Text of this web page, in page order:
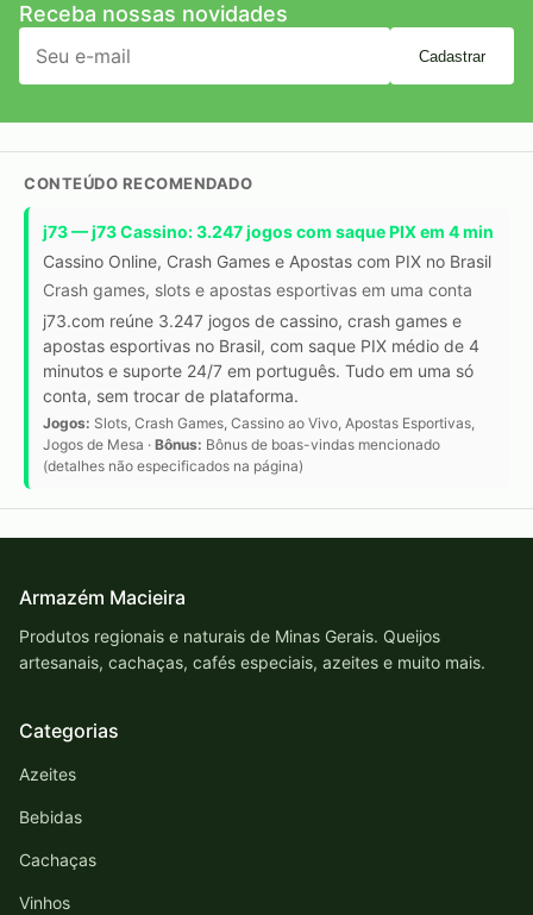
Receba nossas novidades
Cadastrar
CONTEÚDO RECOMENDADO
j73 — j73 Cassino: 3.247 jogos com saque PIX em 4 min
Cassino Online, Crash Games e Apostas com PIX no Brasil
Crash games, slots e apostas esportivas em uma conta
j73.com reúne 3.247 jogos de cassino, crash games e
apostas esportivas no Brasil, com saque PIX médio de 4
minutos e suporte 24/7 em português. Tudo em uma só
conta, sem trocar de plataforma.
Jogos: Slots, Crash Games, Cassino ao Vivo, Apostas Esportivas,
Jogos de Mesa · Bônus: Bônus de boas-vindas mencionado
(detalhes não especificados na página)
Armazém Macieira
Produtos regionais e naturais de Minas Gerais. Queijos
artesanais, cachaças, cafés especiais, azeites e muito mais.
Categorias
Azeites
Bebidas
Cachaças
Vinhos